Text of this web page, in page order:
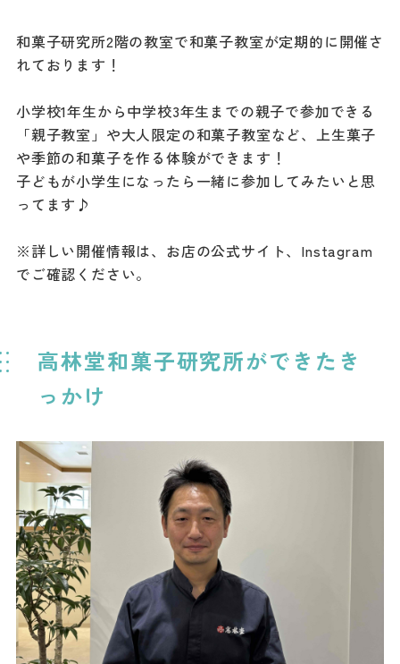
和菓子研究所2階の教室で和菓子教室が定期的に開催さ
れております！
小学校1年生から中学校3年生までの親子で参加できる
「親子教室」や大人限定の和菓子教室など、上生菓子
や季節の和菓子を作る体験ができます！
子どもが小学生になったら一緒に参加してみたいと思
ってます♪
※詳しい開催情報は、お店の公式サイト、Instagram
でご確認ください。
高林堂和菓子研究所ができたき
っかけ